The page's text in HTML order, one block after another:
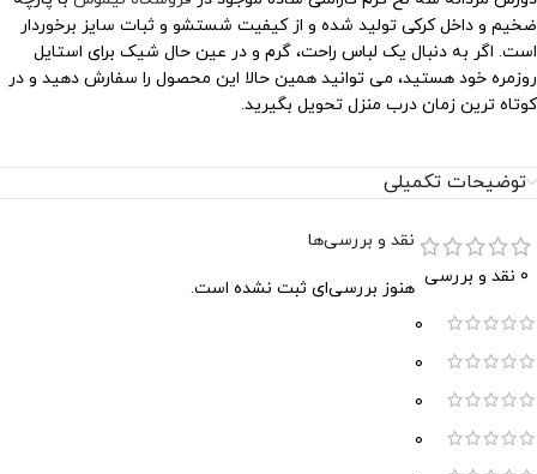
ضخیم و داخل کرکی تولید شده و از کیفیت شستشو و ثبات سایز برخوردار
است. اگر به دنبال یک لباس راحت، گرم و در عین حال شیک برای استایل
روزمره خود هستید، می توانید همین حالا این محصول را سفارش دهید و در
کوتاه ترین زمان درب منزل تحویل بگیرید.
توضیحات تکمیلی
0 نقد و بررسی
0
0
0
0
نقد و بررسی‌ها
هنوز بررسی‌ای ثبت نشده است.